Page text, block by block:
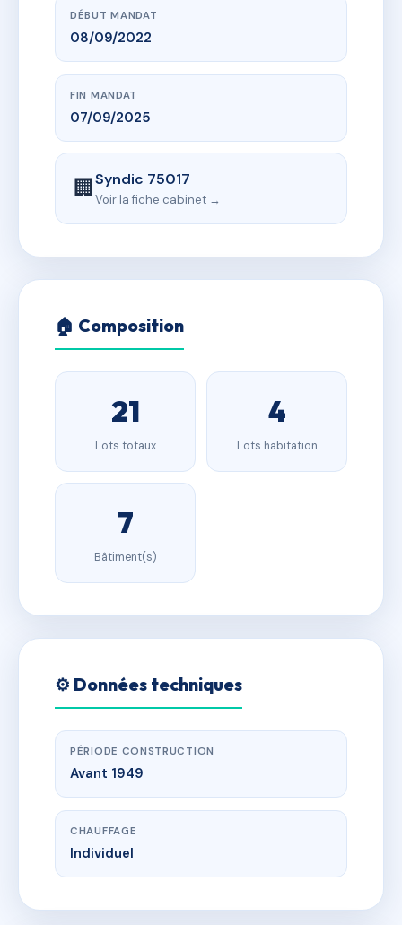
DÉBUT MANDAT
08/09/2022
FIN MANDAT
07/09/2025
🏢Syndic 75017
Voir la fiche cabinet →
🏠 Composition
21
Lots totaux
4
Lots habitation
7
Bâtiment(s)
⚙️ Données techniques
PÉRIODE CONSTRUCTION
Avant 1949
CHAUFFAGE
Individuel